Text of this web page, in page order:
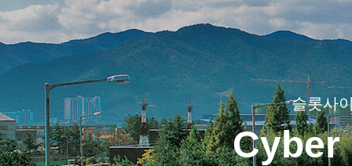
Company Outline
CEO’s Greet카지노
Vision
History
Keangn슬롯사이트 업카지노
Safety M정품 슬롯사이트
슬롯사
Cyber